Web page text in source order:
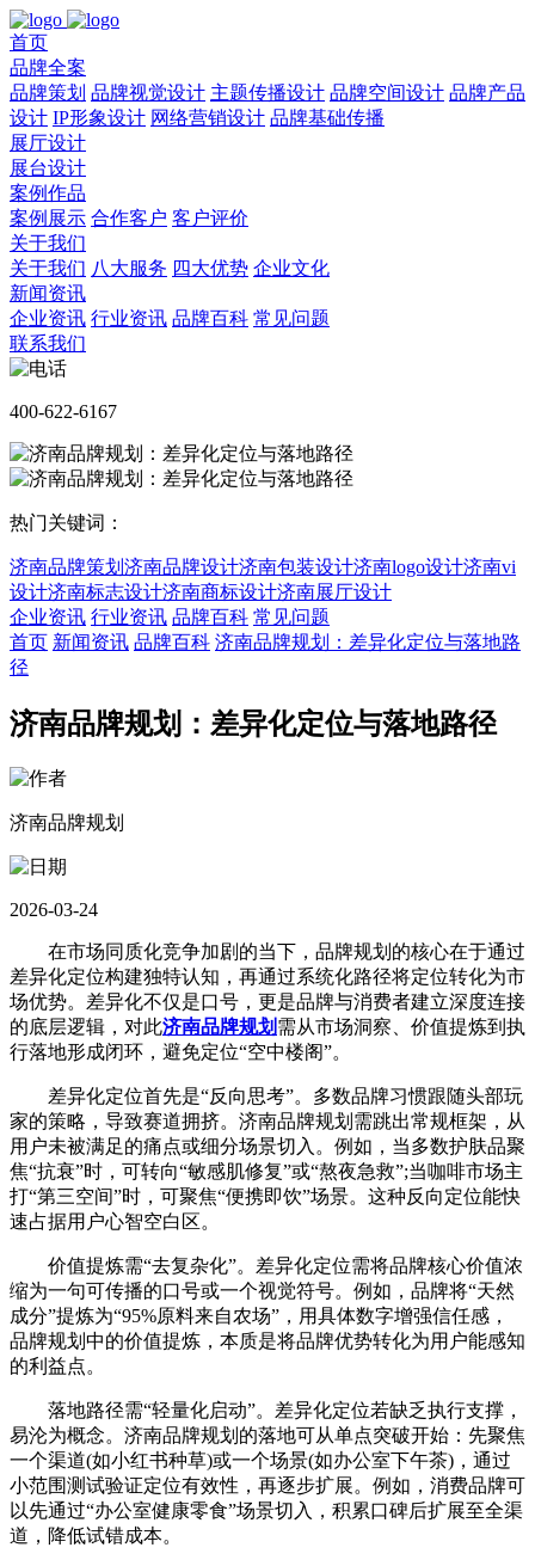
首页
品牌全案
品牌策划 品牌视觉设计 主题传播设计 品牌空间设计 品牌产品
设计 IP形象设计 网络营销设计 品牌基础传播
展厅设计
展台设计
案例作品
案例展示 合作客户 客户评价
关于我们
关于我们 八大服务 四大优势 企业文化
新闻资讯
企业资讯 行业资讯 品牌百科 常见问题
联系我们
400-622-6167
热门关键词：
济南品牌策划 济南品牌设计济南包装设计济南logo设计济南vi
设计济南标志设计济南商标设计济南展厅设计
企业资讯 行业资讯 品牌百科 常见问题
首页 新闻资讯 品牌百科 济南品牌规划：差异化定位与落地路
径
济南品牌规划：差异化定位与落地路径
济南品牌规划
2026-03-24
在市场同质化竞争加剧的当下，品牌规划的核心在于通过
差异化定位构建独特认知，再通过系统化路径将定位转化为市
场优势。差异化不仅是口号，更是品牌与消费者建立深度连接
的底层逻辑，对此济南品牌规划 需从市场洞察、价值提炼到执
行落地形成闭环，避免定位“空中楼阁”。
差异化定位首先是“反向思考”。多数品牌习惯跟随头部玩
家的策略，导致赛道拥挤。济南品牌规划需跳出常规框架，从
用户未被满足的痛点或细分场景切入。例如，当多数护肤品聚
焦“抗衰”时，可转向“敏感肌修复”或“熬夜急救”;当咖啡市场主
打“第三空间”时，可聚焦“便携即饮”场景。这种反向定位能快
速占据用户心智空白区。
价值提炼需“去复杂化”。差异化定位需将品牌核心价值浓
缩为一句可传播的口号或一个视觉符号。例如，品牌将“天然
成分”提炼为“95%原料来自农场”，用具体数字增强信任感，
品牌规划中的价值提炼，本质是将品牌优势转化为用户能感知
的利益点。
落地路径需“轻量化启动”。差异化定位若缺乏执行支撑，
易沦为概念。济南品牌规划的落地可从单点突破开始：先聚焦
一个渠道(如小红书种草)或一个场景(如办公室下午茶)，通过
小范围测试验证定位有效性，再逐步扩展。例如，消费品牌可
以先通过“办公室健康零食”场景切入，积累口碑后扩展至全渠
道，降低试错成本。